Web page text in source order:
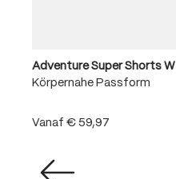
Adventure Super Shorts W
Körpernahe Passform
Vanaf € 59,97